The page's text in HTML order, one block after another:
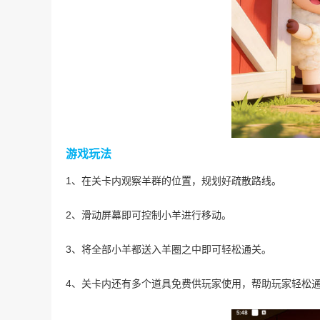
游戏玩法
1、在关卡内观察羊群的位置，规划好疏散路线。
2、滑动屏幕即可控制小羊进行移动。
3、将全部小羊都送入羊圈之中即可轻松通关。
4、关卡内还有多个道具免费供玩家使用，帮助玩家轻松